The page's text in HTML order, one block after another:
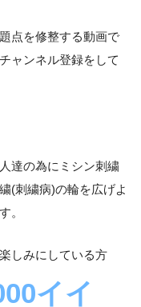
点を修整する動画で
ャンネル登録をして
達の為にミシン刺繍
(刺繍病)の輪を広げよ
。
しみにしている方
イイ